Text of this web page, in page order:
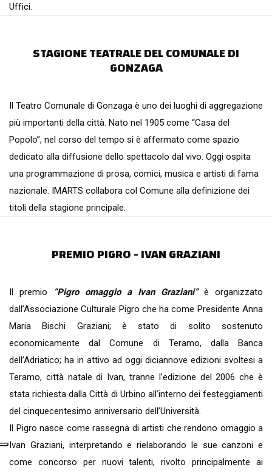
Uffici.
STAGIONE TEATRALE DEL COMUNALE DI
GONZAGA
Il Teatro Comunale di Gonzaga è uno dei luoghi di aggregazione
più importanti della città. Nato nel 1905 come “Casa del
Popolo”, nel corso del tempo si è affermato come spazio
dedicato alla diffusione dello spettacolo dal vivo. Oggi ospita
una programmazione di prosa, comici, musica e artisti di fama
nazionale. IMARTS collabora col Comune alla definizione dei
titoli della stagione principale.
PREMIO PIGRO - IVAN GRAZIANI
Il premio “Pigro omaggio a Ivan Graziani”è organizzato
dall’Associazione Culturale Pigro che ha come Presidente Anna
Maria Bischi Graziani; è stato di solito sostenuto
economicamente dal Comune di Teramo, dalla Banca
dell’Adriatico; ha in attivo ad oggi diciannove edizioni svoltesi a
Teramo, città natale di Ivan, tranne l’edizione del 2006 che è
stata richiesta dalla Città di Urbino all’interno dei festeggiamenti
del cinquecentesimo anniversario dell’Università.
Il Pigro nasce come rassegna di artisti che rendono omaggio a
Ivan Graziani, interpretando e rielaborando le sue canzoni e
come concorso per nuovi talenti, rivolto principalmente ai